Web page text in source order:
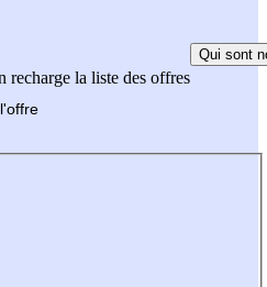
recharge la liste des offres
Qui sont